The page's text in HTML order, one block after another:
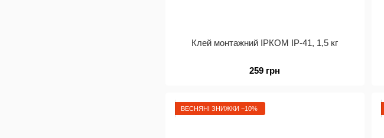
Клей монтажний ІРКОМ ІР-41, 1,5 кг
259 грн
ВЕСНЯНІ ЗНИЖКИ −10%